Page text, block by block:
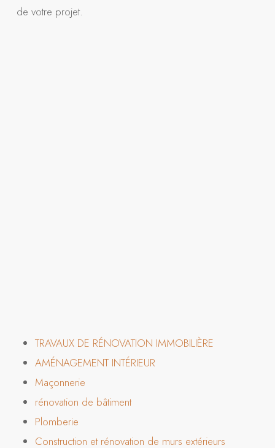
de votre projet.
TRAVAUX DE RÉNOVATION IMMOBILIÈRE
AMÉNAGEMENT INTÉRIEUR
Maçonnerie
rénovation de bâtiment
Plomberie
Construction et rénovation de murs extérieurs